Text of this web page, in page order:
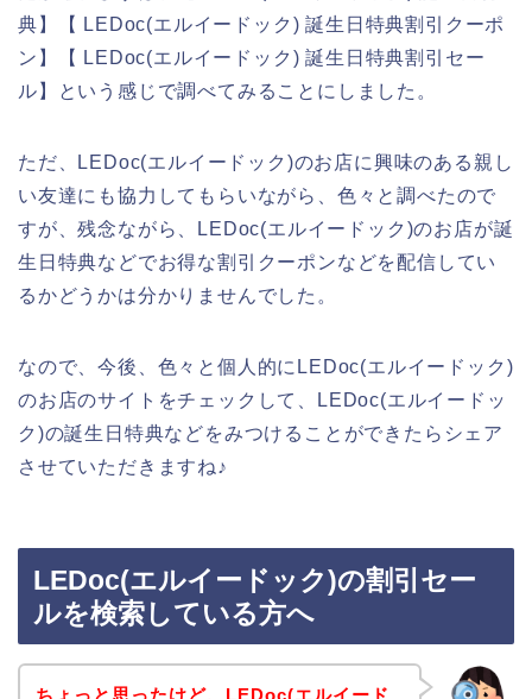
典】【 LEDoc(エルイードック) 誕生日特典割引クーポ
ン】【 LEDoc(エルイードック) 誕生日特典割引セー
ル】という感じで調べてみることにしました。
ただ、LEDoc(エルイードック)のお店に興味のある親し
い友達にも協力してもらいながら、色々と調べたので
すが、残念ながら、LEDoc(エルイードック)のお店が誕
生日特典などでお得な割引クーポンなどを配信してい
るかどうかは分かりませんでした。
なので、今後、色々と個人的にLEDoc(エルイードック)
のお店のサイトをチェックして、LEDoc(エルイードッ
ク)の誕生日特典などをみつけることができたらシェア
させていただきますね♪
LEDoc(エルイードック)の割引セー
ルを検索している方へ
ちょっと思ったけど、LEDoc(エルイード